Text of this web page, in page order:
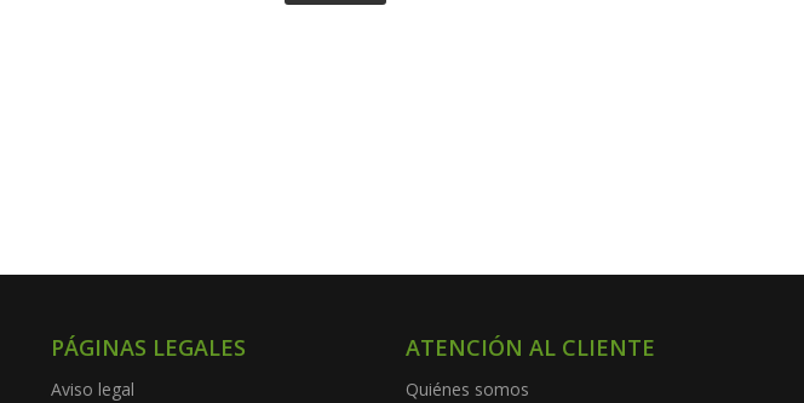
PÁGINAS LEGALES
Aviso legal
ATENCIÓN AL CLIENTE
Quiénes somos